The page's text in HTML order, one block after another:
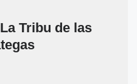
Tribu de las